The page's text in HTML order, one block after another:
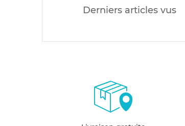
Derniers articles vus